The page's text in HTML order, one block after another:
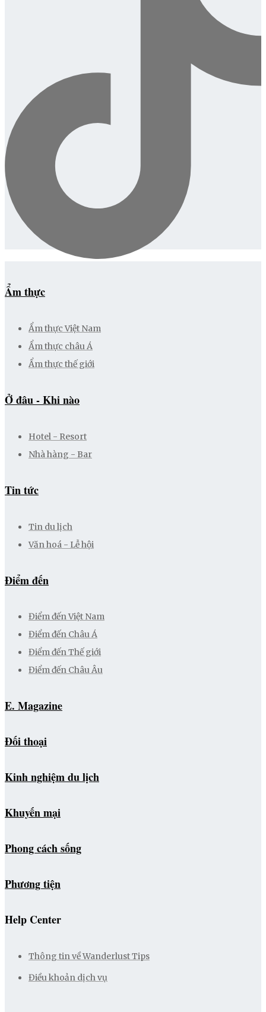
Ẩm thực
Ẩm thực Việt Nam
Ẩm thực châu Á
Ẩm thực thế giới
Ở đâu - Khi nào
Hotel - Resort
Nhà hàng - Bar
Tin tức
Tin du lịch
Văn hoá - Lễ hội
Điểm đến
Điểm đến Việt Nam
Điểm đến Châu Á
Điểm đến Thế giới
Điểm đến Châu Âu
E. Magazine
Đối thoại
Kinh nghiệm du lịch
Khuyến mại
Phong cách sống
Phương tiện
Help Center
Thông tin về Wanderlust Tips
Điều khoản dịch vụ